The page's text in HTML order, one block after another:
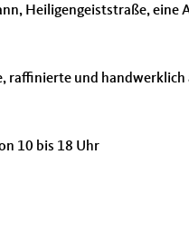
Heiligengeiststraße, eine
raffinierte und
10 bis 18 Uhr